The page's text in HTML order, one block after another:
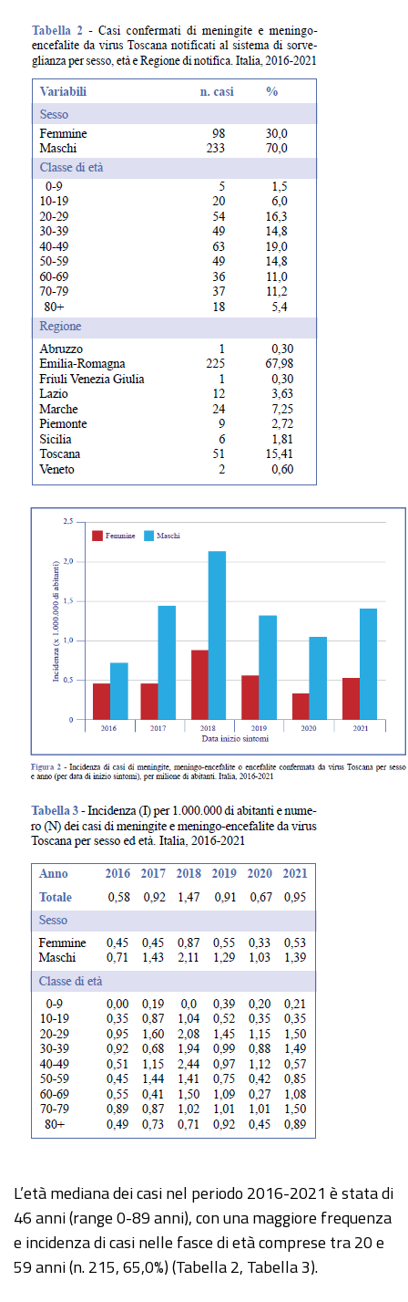
L’età mediana dei casi nel periodo 2016-2021 è stata di
46 anni (range 0-89 anni), con una maggiore frequenza
e incidenza di casi nelle fasce di età comprese tra 20 e
59 anni (n. 215, 65,0%) (Tabella 2, Tabella 3).